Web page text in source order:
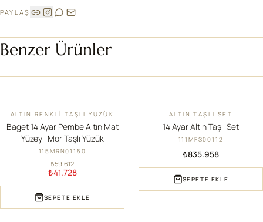
PAYLAŞ
Benzer Ürünler
İNDIRIM
ALTIN RENKLI TAŞLI YÜZÜK
Baget 14 Ayar Pembe Altın Mat
Yüzeyli Mor Taşlı Yüzük
115MRN01150
₺59.612
₺41.728
SEPETE EKLE
ALTIN TAŞLI SET
14 Ayar Altın Taşlı Set
111MFS00112
₺835.958
SEPETE EKLE